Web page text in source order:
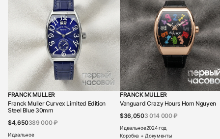
FRANCK MULLER
Franck Muller Curvex Limited Edition
Steel Blue 30mm
$4,650389 000 ₽
Идеальное
FRANCK MULLER
Vanguard Crazy Hours Hom Nguyen
$36,0503 014 000 ₽
Идеальное2024 год
Коробка + Документы